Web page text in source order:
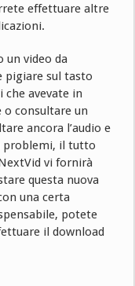
effettuare altre
un video da
pigiare sul tasto
che avevate in
consultare un
ancora l’audio e
problemi, il tutto
vi fornirà
questa nuova
una certa
potete
il download